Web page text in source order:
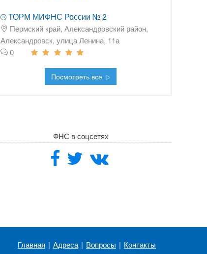
ТОРМ МИФНС России № 2
Пермский край, Александровский район,
Александровск, улица Ленина, 11а
0
Посмотреть все
ФНС в соцсетях
Главная | Адреса | Вопросы | Контакты